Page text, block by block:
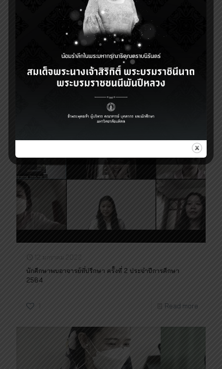
13 มกราคม 2022
ขอเชิญ ร่วมเสนอชื่อ อาจารย์ดีเด่น นักกายภาพบำบัดรุ่นใหม่ดี
เด่น ประจำปี พ.ศ. 2565
12 มกราคม 2022
นักศึกษาพบอาจารย์ที่ปรึกษา ครั้งที่ 2 ประจำปีการศึกษา
2564
1 Read more